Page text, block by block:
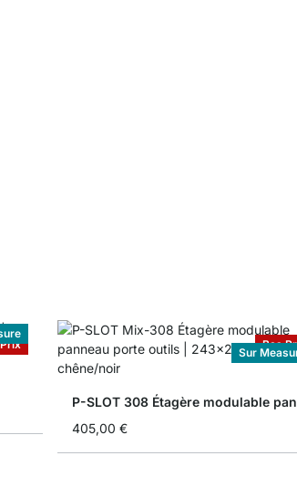
Bas
Sur
405,00 €